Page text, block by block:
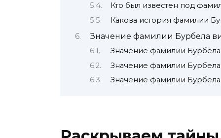
Кто был известен под
Какова история фамилии
Значение фамилии Бурбела
Значение фамилии
Значение фамилии
Значение фамилии